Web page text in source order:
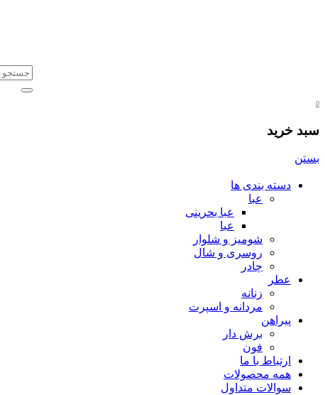
0
سبد خرید
بستن
دسته بندی ها
عبا
عبا بحرینی
عبا
شومیز و شلوار
روسری و شال
چادر
عطر
زنانه
مردانه و اسپرت
پیراهن
برش دار
فون
ارتباط با ما
همه محصولات
سوالات متداول